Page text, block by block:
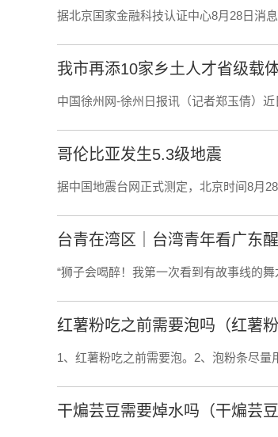
据北京国家金融科技认证中心8月28日消
我市再添10家乡土人才省级载
中国徐州网-徐州日报讯（记者郑玉倩）
哥伦比亚发生5.3级地震
据中国地震台网正式测定，北京时间8月
台青在湾区｜台湾青年看广东
“狮子会喝醉！我第一次看到有故事线的
红薯粉吃之前需要泡吗（红薯
1、红薯粉吃之前需要泡。2、泡粉条尽
干煸芸豆需要焯水吗（干煸芸豆